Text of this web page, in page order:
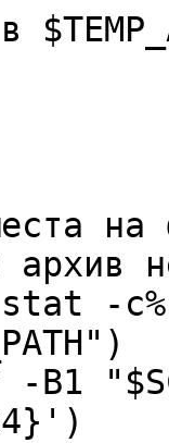
на
архив
-
-B1